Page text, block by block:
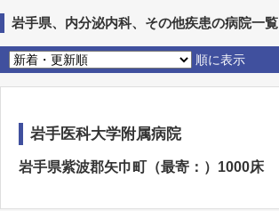
岩手県、内分泌内科、その他疾患の病院一覧
順に表示
岩手医科大学附属病院
岩手県紫波郡矢巾町（最寄：）1000床